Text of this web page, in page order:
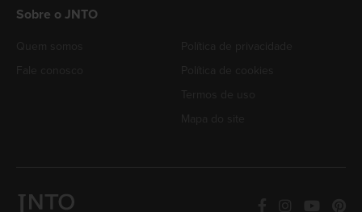
Sobre o JNTO